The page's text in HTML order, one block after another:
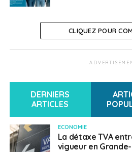
CLIQUEZ POUR
DERNIERS
ARTICLES
ECONOMIE
La détaxe TVA
vigueur en